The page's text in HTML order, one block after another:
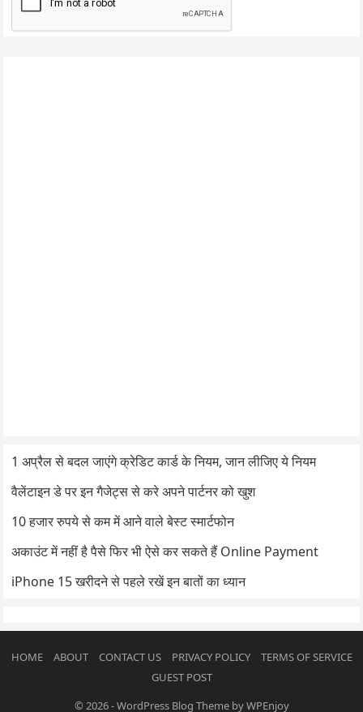
1 अप्रैल से बदल जाएंगे क्रेडिट कार्ड के नियम, जान लीजिए ये नियम
वैलेंटाइन डे पर इन गैजेट्स से करे अपने पार्टनर को खुश
10 हजार रुपये से कम में आने वाले बेस्ट स्मार्टफोन
अकाउंट में नहीं है पैसे फिर भी ऐसे कर सकते हैं Online Payment
iPhone 15 खरीदने से पहले रखें इन बातों का ध्यान
HOME ABOUT CONTACT US PRIVACY POLICY
TERMS OF SERVICE
GUEST POST
© 2026-WordPress Blog ThemebyWPEnjoy